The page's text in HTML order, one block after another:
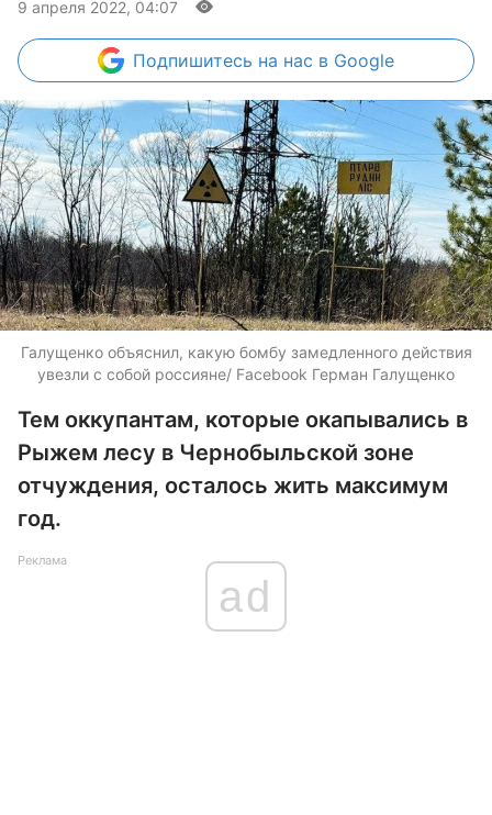
9 апреля 2022, 04:07
Подпишитесь на нас в Google
Галущенко объяснил, какую бомбу замедленного действия
увезли с собой россияне/ Facebook Герман Галущенко
Тем оккупантам, которые окапывались в
Рыжем лесу в Чернобыльской зоне
отчуждения, осталось жить максимум
год.
Реклама
ad